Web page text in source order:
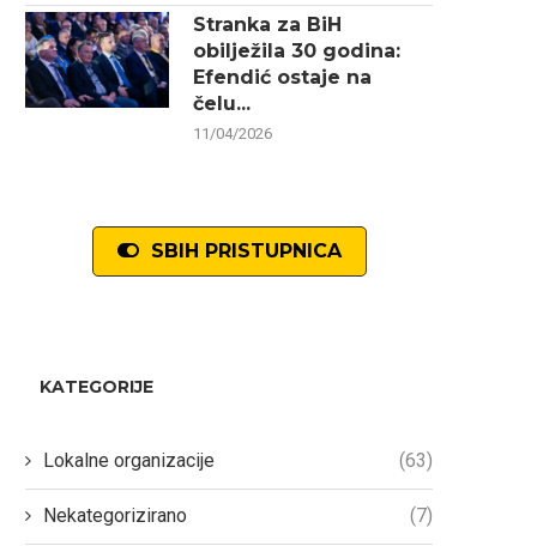
Stranka za BiH
obilježila 30 godina:
Efendić ostaje na
čelu...
11/04/2026
SBIH PRISTUPNICA
KATEGORIJE
Lokalne organizacije (63)
Nekategorizirano (7)